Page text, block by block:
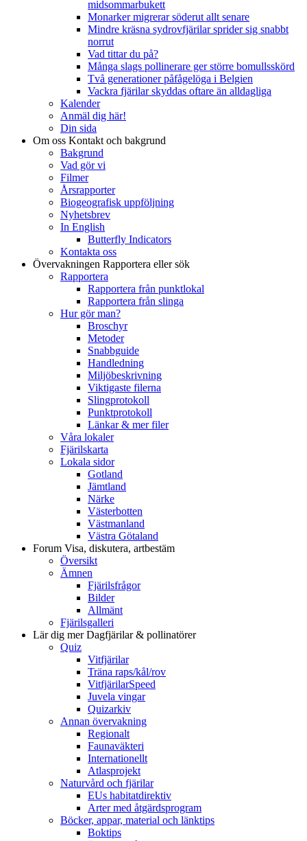
midsommarbukett
Monarker migrerar söderut allt senare
Mindre kräsna sydrovfjärilar sprider sig snabbt
norrut
Vad tittar du på?
Många slags pollinerare ger större bomullsskörd
Två generationer påfågelöga i Belgien
Vackra fjärilar skyddas oftare än alldagliga
Kalender
Anmäl dig här!
Din sida
Om oss Kontakt och bakgrund
Bakgrund
Vad gör vi
Filmer
Årsrapporter
Biogeografisk uppföljning
Nyhetsbrev
In English
Butterfly Indicators
Kontakta oss
Övervakningen Rapportera eller sök
Rapportera
Rapportera från punktlokal
Rapportera från slinga
Hur gör man?
Broschyr
Metoder
Snabbguide
Handledning
Miljöbeskrivning
Viktigaste filerna
Slingprotokoll
Punktprotokoll
Länkar & mer filer
Våra lokaler
Fjärilskarta
Lokala sidor
Gotland
Jämtland
Närke
Västerbotten
Västmanland
Västra Götaland
Forum Visa, diskutera, artbestäm
Översikt
Ämnen
Fjärilsfrågor
Bilder
Allmänt
Fjärilsgalleri
Lär dig merDagfjärilar & pollinatörer
Quiz
Vitfjärilar
Träna raps/kål/rov
VitfjärilarSpeed
Juvela vingar
Quizarkiv
Annan övervakning
Regionalt
Faunaväkteri
Internationellt
Atlasprojekt
Naturvård och fjärilar
EUs habitatdirektiv
Arter med åtgärdsprogram
Böcker, appar, material och länktips
Boktips